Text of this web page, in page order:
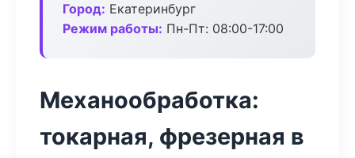
Город: Екатеринбург
Режим работы: Пн-Пт: 08:00-17:00
Механообработка:
токарная, фрезерная в